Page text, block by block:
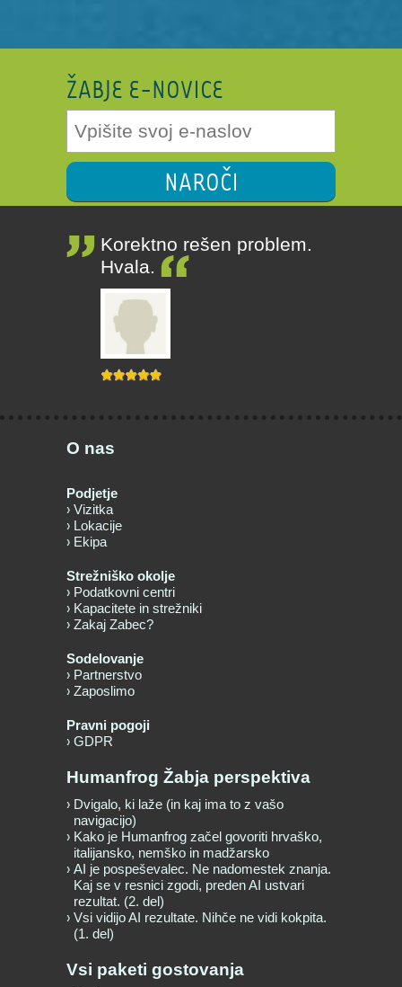
ŽABJE E-NOVICE
NAROČI
Korektno rešen problem.
Hvala.
O nas
Podjetje
Vizitka
Lokacije
Ekipa
Strežniško okolje
Podatkovni centri
Kapacitete in strežniki
Zakaj Zabec?
Sodelovanje
Partnerstvo
Zaposlimo
Pravni pogoji
GDPR
Humanfrog Žabja perspektiva
Dvigalo, ki laže (in kaj ima to z vašo
navigacijo)
Kako je Humanfrog začel govoriti hrvaško,
italijansko, nemško in madžarsko
AI je pospeševalec. Ne nadomestek znanja.
Kaj se v resnici zgodi, preden AI ustvari
rezultat. (2. del)
Vsi vidijo AI rezultate. Nihče ne vidi kokpita.
(1. del)
Vsi paketi gostovanja